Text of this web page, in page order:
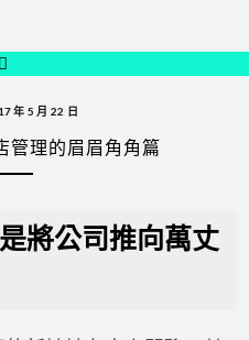
年 5 月 22 日
管理的眉眉角角篇
將公司推向萬丈